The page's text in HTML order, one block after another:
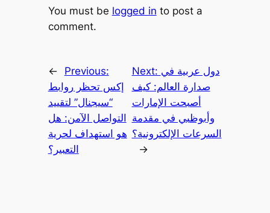
You must be logged in to post a
comment.
←
Previous:
إكس تحظر روابط
“سيجنال” لتقييد
التواصل الآمن: هل
هو استهداف لحرية
التعبير؟
Next: دول عربية في
صدارة العالم: كيف
أصبحت الإمارات
وأبوظبي في مقدمة
السرعات الإلكترونية؟
→